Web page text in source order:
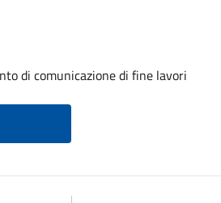
di comunicazione di fine lavori